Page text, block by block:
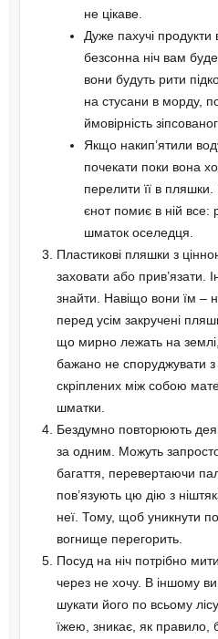
не цікаве.
Дуже пахучі
безсонна ніч вам
вони будуть рити
на стусани в морду,
ймовірність
Якщо накип’ятили
почекати поки вона
перелити її в
єнот помиє в ній все:
шматок оселедця.
Пластикові пляшки з
заховати або прив’язати.
знайти. Навіщо вони їм –
перед усім закручені
що мирно лежать на землі,
бажано не споруджувати
скріплених між собою
шматки.
Бездумно повторюють
за одним. Можуть
багаття, перевертаючи
пов’язують цю дію з
неї. Тому, щоб уникнути
вогнище перегорить.
Посуд на ніч потрібно
через не хочу. В іншому
шукати його по всьому
їжею, зникає, як правило,